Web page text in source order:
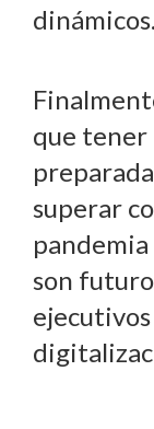
dinámicos.
que
superar
son
ejecutivos